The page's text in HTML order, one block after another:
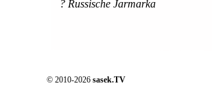
? Russische Jarmarka
© 2010-2026 sasek.TV